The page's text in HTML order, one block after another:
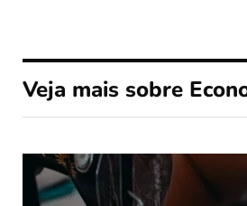
Veja mais sobre